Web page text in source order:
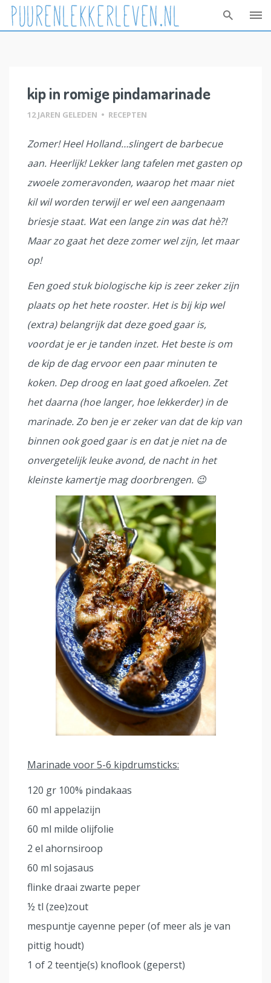
kip in romige pindamarinade
12 JAREN GELEDEN • RECEPTEN
Zomer! Heel Holland…slingert de barbecue
aan. Heerlijk! Lekker lang tafelen met gasten op
zwoele zomeravonden, waarop het maar niet
kil wil worden terwijl er wel een aangenaam
briesje staat. Wat een lange zin was dat hè?!
Maar zo gaat het deze zomer wel zijn, let maar
op!
Een goed stuk biologische kip is zeer zeker zijn
plaats op het hete rooster. Het is bij kip wel
(extra) belangrijk dat deze goed gaar is,
voordat je er je tanden inzet. Het beste is om
de kip de dag ervoor een paar minuten te
koken. Dep droog en laat goed afkoelen. Zet
het daarna (hoe langer, hoe lekkerder) in de
marinade. Zo ben je er zeker van dat de kip van
binnen ook goed gaar is en dat je niet na de
onvergetelijk leuke avond, de nacht in het
kleinste kamertje mag doorbrengen. 😉
Marinade voor 5-6 kipdrumsticks:
120 gr 100% pindakaas
60 ml appelazijn
60 ml milde olijfolie
2 el ahornsiroop
60 ml sojasaus
flinke draai zwarte peper
½ tl (zee)zout
mespuntje cayenne peper (of meer als je van
pittig houdt)
1 of 2 teentje(s) knoflook (geperst)